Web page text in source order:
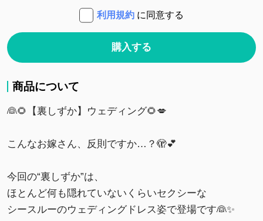
利用規約 に同意する
購入する
商品について
👰🌻【裏しずか】ウェディング🌻💋
こんなお嫁さん、反則ですか…？🫣💕
今回の“裏しずか”は、
ほとんど何も隠れていないくらいセクシーな
シースルーのウェディングドレス姿で登場です👰✨